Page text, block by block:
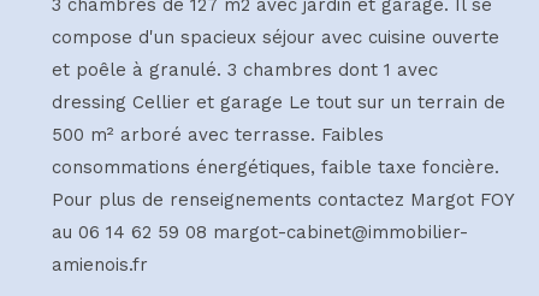
compose d'un spacieux séjour avec cuisine ouverte
et poêle à granulé. 3 chambres dont 1 avec
dressing Cellier et garage Le tout sur un terrain de
500 m² arboré avec terrasse. Faibles
consommations énergétiques, faible taxe foncière.
Pour plus de renseignements contactez Margot FOY
au 06 14 62 59 08 margot-cabinet@immobilier-
amienois.fr